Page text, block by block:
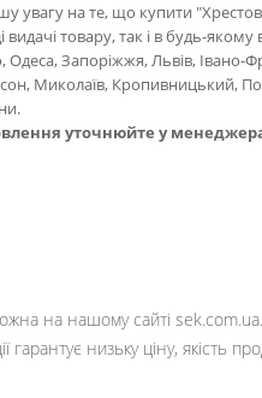
увагу на те, що купити
товару, так і в будь-якому
Одеса, Запоріжжя, Львів, Івано-
Миколаїв, Кропивницький,
уточнюйте у
на нашому сайті sek.com.ua.
низьку ціну, якість